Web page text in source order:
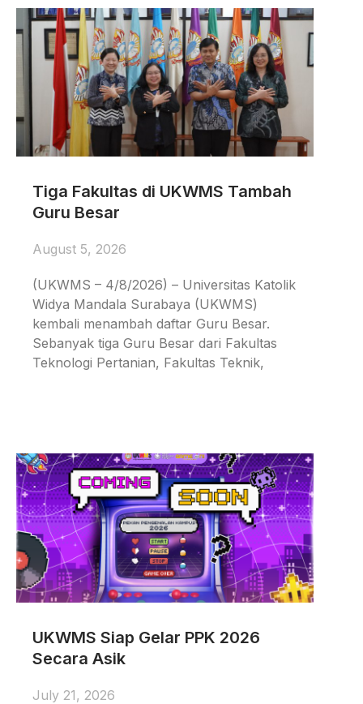
Tiga Fakultas di UKWMS Tambah
Guru Besar
August 5, 2026
(UKWMS – 4/8/2026) – Universitas Katolik
Widya Mandala Surabaya (UKWMS)
kembali menambah daftar Guru Besar.
Sebanyak tiga Guru Besar dari Fakultas
Teknologi Pertanian, Fakultas Teknik,
UKWMS Siap Gelar PPK 2026
Secara Asik
July 21, 2026